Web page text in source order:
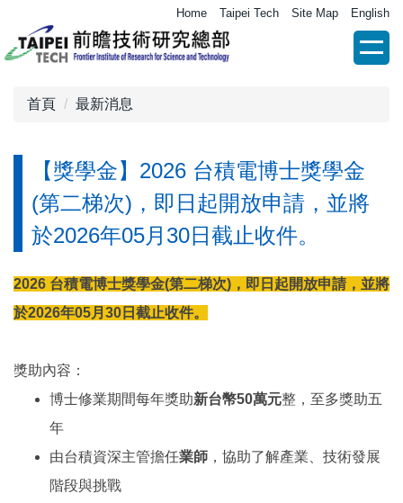
到
主
Home Taipei Tech Site Map English
首頁 最新消息
【獎學金】2026 台積電博士獎學金
(第二梯次)，即日起開放申請，並將
於2026年05月30日截止收件。
2026 台積電博士獎學金(第二梯次)，即日起開放申請，並將
於2026年05月30日截止收件。
獎助內容：
博士修業期間每年獎助新台幣50萬元整，至多獎助五
年
由台積資深主管擔任業師 ，協助了解產業、技術發展
階段與挑戰